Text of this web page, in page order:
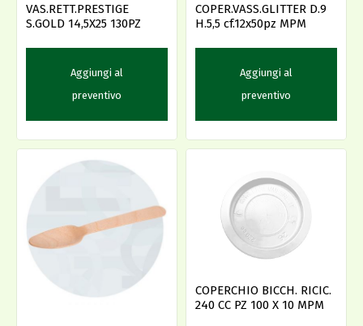
VAS.RETT.PRESTIGE
S.GOLD 14,5X25 130PZ
Aggiungi al
preventivo
COPER.VASS.GLITTER D.9
H.5,5 cf.12x50pz MPM
Aggiungi al
preventivo
COPERCHIO BICCH. RICIC.
240 CC PZ 100 X 10 MPM